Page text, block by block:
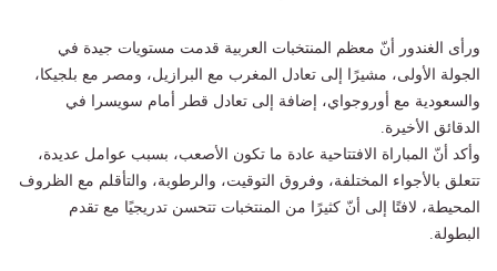
ورأى الغندور أنّ معظم المنتخبات العربية قدمت مستويات جيدة في
الجولة الأولى، مشيرًا إلى تعادل المغرب مع البرازيل، ومصر مع بلجيكا،
والسعودية مع أوروجواي، إضافة إلى تعادل قطر أمام سويسرا في
الدقائق الأخيرة.
وأكد أنّ المباراة الافتتاحية عادة ما تكون الأصعب، بسبب عوامل عديدة،
تتعلق بالأجواء المختلفة، وفروق التوقيت، والرطوبة، والتأقلم مع الظروف
المحيطة، لافتًا إلى أنّ كثيرًا من المنتخبات تتحسن تدريجيًا مع تقدم
البطولة.